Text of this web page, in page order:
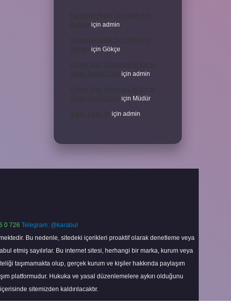
Kamuran Akkor Sev Yeter Ne
için admin
Kamuran Akkor Sev Yeter Ne
için Gökçe
Cinsel Ilişki Sırasında Alt Karın
Ağrısı Neden Olur
için admin
Cinsel Ilişki Sırasında Alt Karın
Ağrısı Neden Olur için Müdür
1 Bar 1 Atm Mi için admin
0 726 Telegram: @karabul
Bu nedenle, sitedeki içerikleri proaktif olarak denetleme veya
etmiş sayılırlar. Bu internet sitesi, herhangi bir marka, kurum veya
taşımamakta olup, gerçek kurum ve kişiler hakkında paylaşım
platformudur. Hukuka ve yasal düzenlemelere aykırı olduğunu
sitemizden kaldırılacaktır.